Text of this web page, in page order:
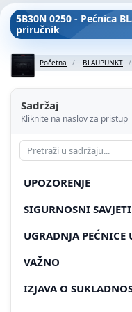
5B30N 0250 - Pećnica
priručnik
Početna BLAUPUNKT
Sadržaj
Kliknite na naslov za pristup
UPOZORENJE
SIGURNOSNI SAVJETI
UGRADNJA
VAŽNO
IZJAVA O